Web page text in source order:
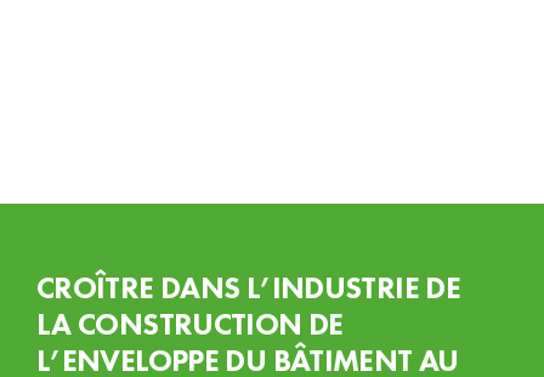
CROÎTRE DANS L’INDUSTRIE DE
LA CONSTRUCTION DE
L’ENVELOPPE DU BÂTIMENT AU